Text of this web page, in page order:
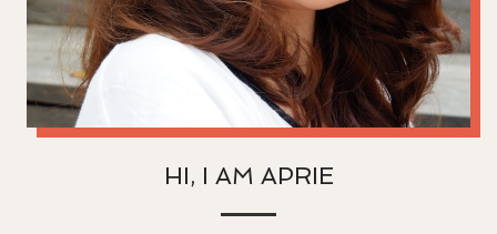
HI, I AM APRIE